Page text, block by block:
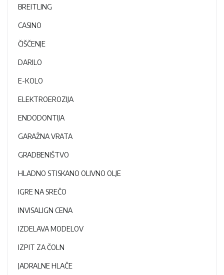
BREITLING
CASINO
ČIŠČENJE
DARILO
E-KOLO
ELEKTROEROZIJA
ENDODONTIJA
GARAŽNA VRATA
GRADBENIŠTVO
HLADNO STISKANO OLIVNO OLJE
IGRE NA SREČO
INVISALIGN CENA
IZDELAVA MODELOV
IZPIT ZA ČOLN
JADRALNE HLAČE